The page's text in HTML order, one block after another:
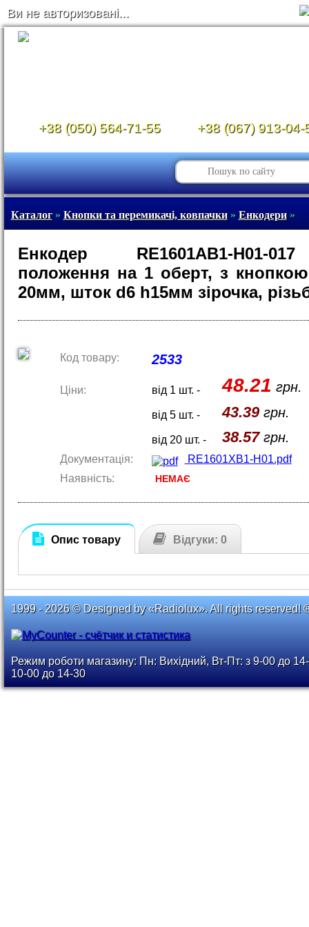
Ви не авторизовані...
+38 (050) 564-71-55 +38 (067) 913-04-
Каталог» Кнопки та перемикачі, ковпачки» Енкодери»
Енкодер RE1601AB1-H01-
положення на 1 оберт, з
20мм, шток d6 h15мм зірочка,
Код товару: 2533
Ціни: від 1 шт. - 48.21 грн.
від 5 шт. - 43.39грн.
від 20 шт. - 38.57грн.
Документація:
RE1601XB1-H01.pdf
Наявність:
НЕМАЄ
Опис товару Відгуки: 0
1999 - 2026 © Designed by «Radiolux». All rights reserved!
Режим роботи магазину: Пн: Вихідний, Вт-Пт: з 9-00 до
10-00 до 14-30